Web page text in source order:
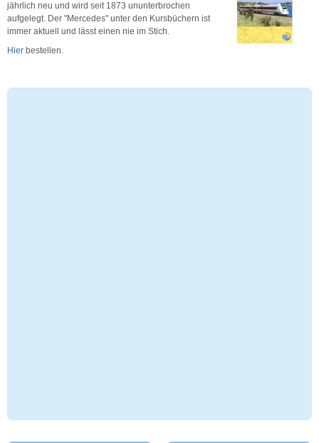
jährlich neu und wird seit 1873 ununterbrochen
aufgelegt. Der "Mercedes" unter den Kursbüchern ist
immer aktuell und lässt einen nie im Stich.
Hier bestellen.